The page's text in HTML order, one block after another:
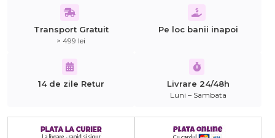
Transport Gratuit
> 499 lei
Pe loc banii inapoi
14 de zile Retur Livrare 24/48h
Luni – Sambata